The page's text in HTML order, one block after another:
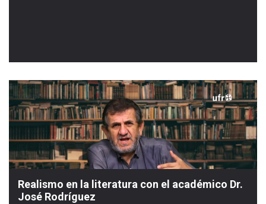
Realismo en la literatura con el académico Dr.
José Rodríguez